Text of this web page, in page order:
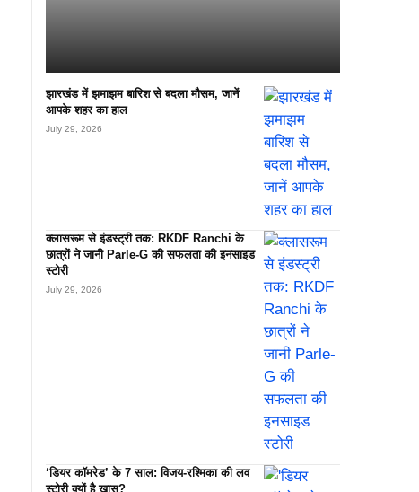
झारखंड में झमाझम बारिश से बदला मौसम, जानें
आपके शहर का हाल
July 29, 2026
क्लासरूम से इंडस्ट्री तक: RKDF Ranchi के
छात्रों ने जानी Parle-G की सफलता की इनसाइड
स्टोरी
July 29, 2026
‘डियर कॉमरेड’ के 7 साल: विजय-रश्मिका की लव
स्टोरी क्यों है खास?